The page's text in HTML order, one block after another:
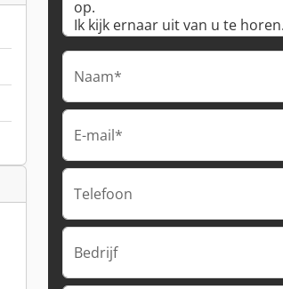
Naam*
E-mail*
Telefoon
Bedrijf